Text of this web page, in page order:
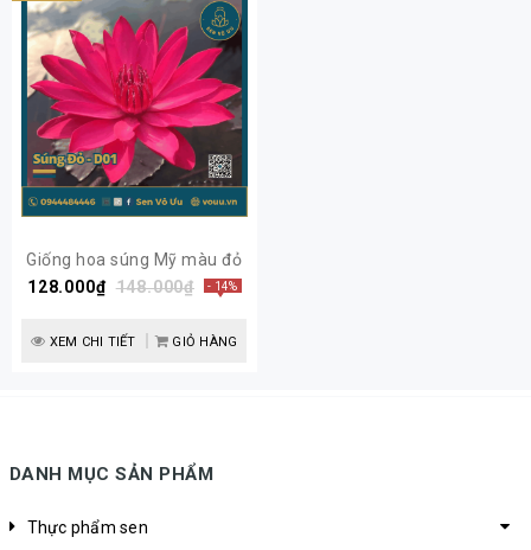
Giống hoa súng Mỹ màu đỏ
D01 | Sen Vô Ưu
128.000₫ 148.000₫ - 14%
XEM CHI TIẾT GIỎ HÀNG
DANH MỤC SẢN PHẨM
Thực phẩm sen